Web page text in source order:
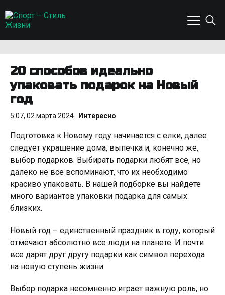
20 способов идеально
упаковать подарок на Новый
год
5:07, 02 марта 2024 Интересно
Подготовка к Новому году начинается с елки, далее
следует украшение дома, выпечка и, конечно же,
выбор подарков. Выбирать подарки любят все, но
далеко не все вспоминают, что их необходимо
красиво упаковать. В нашей подборке вы найдете
много вариантов упаковки подарка для самых
близких.
Новый год – единственный праздник в году, который
отмечают абсолютно все люди на планете. И почти
все дарят друг другу подарки как символ перехода
на новую ступень жизни.
Выбор подарка несомненно играет важную роль, но